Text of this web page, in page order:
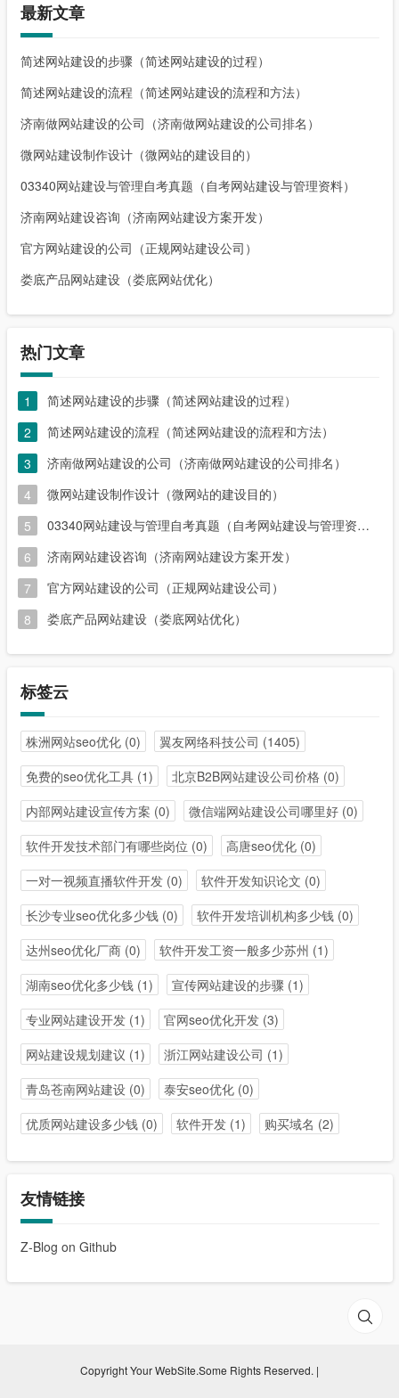
最新文章
简述网站建设的步骤（简述网站建设的过程）
简述网站建设的流程（简述网站建设的流程和方法）
济南做网站建设的公司（济南做网站建设的公司排名）
微网站建设制作设计（微网站的建设目的）
03340网站建设与管理自考真题（自考网站建设与管理资料）
济南网站建设咨询（济南网站建设方案开发）
官方网站建设的公司（正规网站建设公司）
娄底产品网站建设（娄底网站优化）
热门文章
1
简述网站建设的步骤（简述网站建设的过程）
2
简述网站建设的流程（简述网站建设的流程和方法）
3
济南做网站建设的公司（济南做网站建设的公司排名）
4
微网站建设制作设计（微网站的建设目的）
5
03340网站建设与管理自考真题（自考网站建设与管理资料）
6
济南网站建设咨询（济南网站建设方案开发）
7
官方网站建设的公司（正规网站建设公司）
8
娄底产品网站建设（娄底网站优化）
标签云
株洲网站seo优化(0) 翼友网络科技公司 (1405)
免费的seo优化工具(1) 北京B2B网站建设公司价格 (0)
内部网站建设宣传方案 (0) 微信端网站建设公司哪里好(0)
软件开发技术部门有哪些岗位 (0) 高唐seo优化(0)
一对一视频直播软件开发(0) 软件开发知识论文 (0)
长沙专业seo优化多少钱(0) 软件开发培训机构多少钱(0)
达州seo优化厂商(0) 软件开发工资一般多少苏州 (1)
湖南seo优化多少钱(1) 宣传网站建设的步骤 (1)
专业网站建设开发(1) 官网seo优化开发(3)
网站建设规划建议 (1) 浙江网站建设公司 (1)
青岛苍南网站建设(0) 泰安seo优化(0)
优质网站建设多少钱(0) 软件开发(1) 购买域名 (2)
友情链接
Z-Blog on Github
Copyright Your WebSite.Some Rights Reserved. |